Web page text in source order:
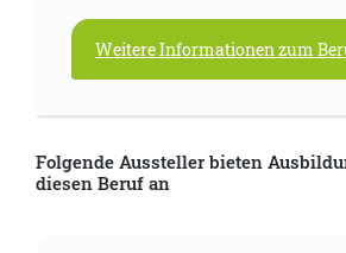
Weitere Informationen zum
Folgende Aussteller bieten
diesen Beruf an